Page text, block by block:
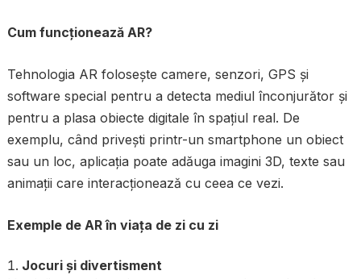
Cum funcționează AR?
Tehnologia AR folosește camere, senzori, GPS și
software special pentru a detecta mediul înconjurător și
pentru a plasa obiecte digitale în spațiul real. De
exemplu, când privești printr-un smartphone un obiect
sau un loc, aplicația poate adăuga imagini 3D, texte sau
animații care interacționează cu ceea ce vezi.
Exemple de AR în viața de zi cu zi
Jocuri și divertisment